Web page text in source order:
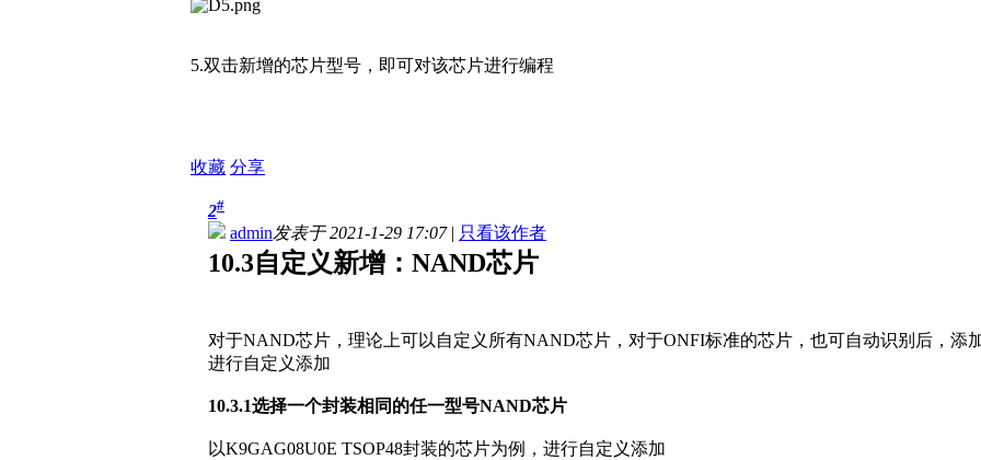
5.双击新增的芯片型号，即可对该芯片进行编程
收藏 分享
2#
admin发表于 2021-1-29 17:07| 只看该作者
10.3自定义新增：NAND芯片
对于NAND芯片，理论上可以自定义所有NAND芯片，对于ONFI标准的芯片，也可自动识别后，添
进行自定义添加
10.3.1选择一个封装相同的任一型号NAND芯片
以K9GAG08U0E TSOP48封装的芯片为例，进行自定义添加